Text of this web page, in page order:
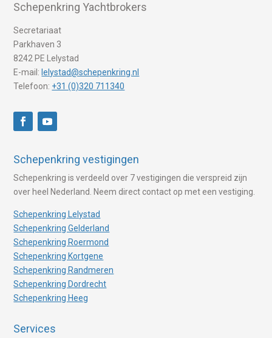
Schepenkring Yachtbrokers
Secretariaat
Parkhaven 3
8242 PE Lelystad
E-mail: lelystad@schepenkring.nl
Telefoon: +31 (0)320 711340
Schepenkring vestigingen
Schepenkring is verdeeld over 7 vestigingen die verspreid zijn
over heel Nederland. Neem direct contact op met een vestiging.
Schepenkring Lelystad
Schepenkring Gelderland
Schepenkring Roermond
Schepenkring Kortgene
Schepenkring Randmeren
Schepenkring Dordrecht
Schepenkring Heeg
Services